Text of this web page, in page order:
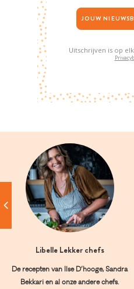
Uitschrijven is op
Libelle Lekker chefs
De recepten van Ilse D’hooge, Sandra
Bekkari en al onze andere chefs.